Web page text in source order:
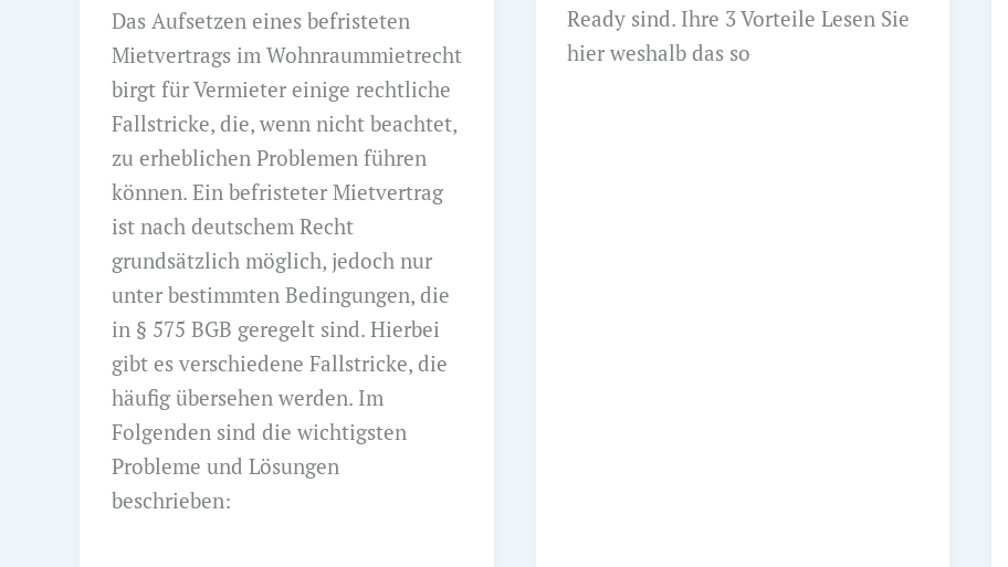
Das Aufsetzen eines befristeten
Mietvertrags im Wohnraummietrecht
birgt für Vermieter einige rechtliche
Fallstricke, die, wenn nicht beachtet,
zu erheblichen Problemen führen
können. Ein befristeter Mietvertrag
ist nach deutschem Recht
grundsätzlich möglich, jedoch nur
unter bestimmten Bedingungen, die
in § 575 BGB geregelt sind. Hierbei
gibt es verschiedene Fallstricke, die
häufig übersehen werden. Im
Folgenden sind die wichtigsten
Probleme und Lösungen
beschrieben:
Ready sind. Ihre 3 Vorteile Lesen Sie
hier weshalb das so